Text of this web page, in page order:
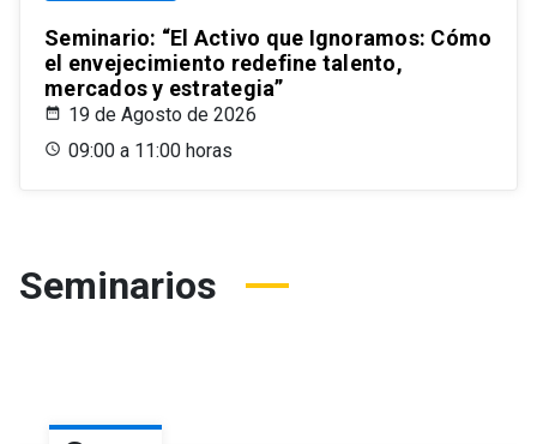
Seminario: “El Activo que Ignoramos: Cómo
el envejecimiento redefine talento,
mercados y estrategia”
19 de Agosto de 2026
09:00 a 11:00 horas
Seminarios